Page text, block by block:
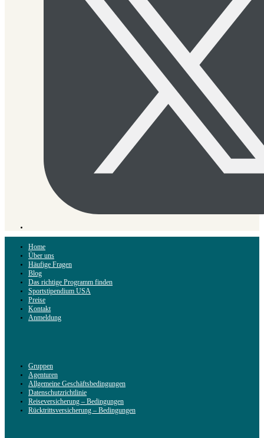
Home
Über uns
Häufige Fragen
Blog
Das richtige Programm finden
Sportstipendium USA
Preise
Kontakt
Anmeldung
Gruppen
Agenturen
Allgemeine Geschäftsbedingungen
Datenschutzrichtlinie
Reiseversicherung – Bedingungen
Rücktrittsversicherung – Bedingungen